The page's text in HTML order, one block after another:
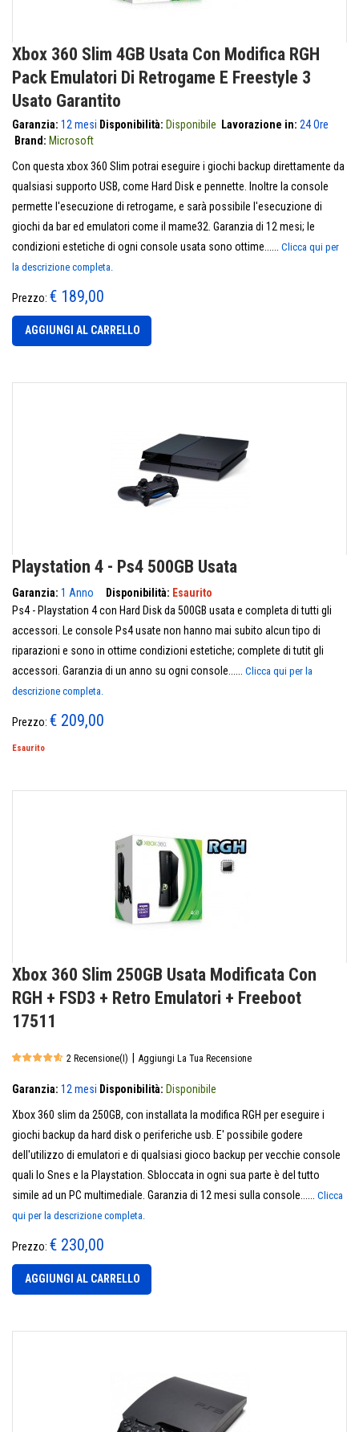
Xbox 360 Slim 4GB Usata Con Modifica RGH
Pack Emulatori Di Retrogame E Freestyle 3
Usato Garantito
Garanzia: 12 mesi Disponibilità: Disponibile Lavorazione in: 24 Ore
Brand: Microsoft
Con questa xbox 360 Slim potrai eseguire i giochi backup direttamente da
qualsiasi supporto USB, come Hard Disk e pennette. Inoltre la console
permette l'esecuzione di retrogame, e sarà possibile l'esecuzione di
giochi da bar ed emulatori come il mame32. Garanzia di 12 mesi; le
condizioni estetiche di ogni console usata sono ottime...... Clicca qui per
la descrizione completa.
Prezzo: € 189,00
AGGIUNGI AL CARRELLO
Playstation 4 - Ps4 500GB Usata
Garanzia: 1 Anno Disponibilità: Esaurito
Ps4 - Playstation 4 con Hard Disk da 500GB usata e completa di tutti gli
accessori. Le console Ps4 usate non hanno mai subito alcun tipo di
riparazioni e sono in ottime condizioni estetiche; complete di tutit gli
accessori. Garanzia di un anno su ogni console...... Clicca qui per la
descrizione completa.
Prezzo: € 209,00
Esaurito
Xbox 360 Slim 250GB Usata Modificata Con
RGH + FSD3 + Retro Emulatori + Freeboot
17511
2 Recensione(i) Aggiungi La Tua Recensione
Garanzia: 12 mesi Disponibilità: Disponibile
Xbox 360 slim da 250GB, con installata la modifica RGH per eseguire i
giochi backup da hard disk o periferiche usb. E' possibile godere
dell'utilizzo di emulatori e di qualsiasi gioco backup per vecchie console
quali lo Snes e la Playstation. Sbloccata in ogni sua parte è del tutto
simile ad un PC multimediale. Garanzia di 12 mesi sulla console...... Clicca
qui per la descrizione completa.
Prezzo: € 230,00
AGGIUNGI AL CARRELLO